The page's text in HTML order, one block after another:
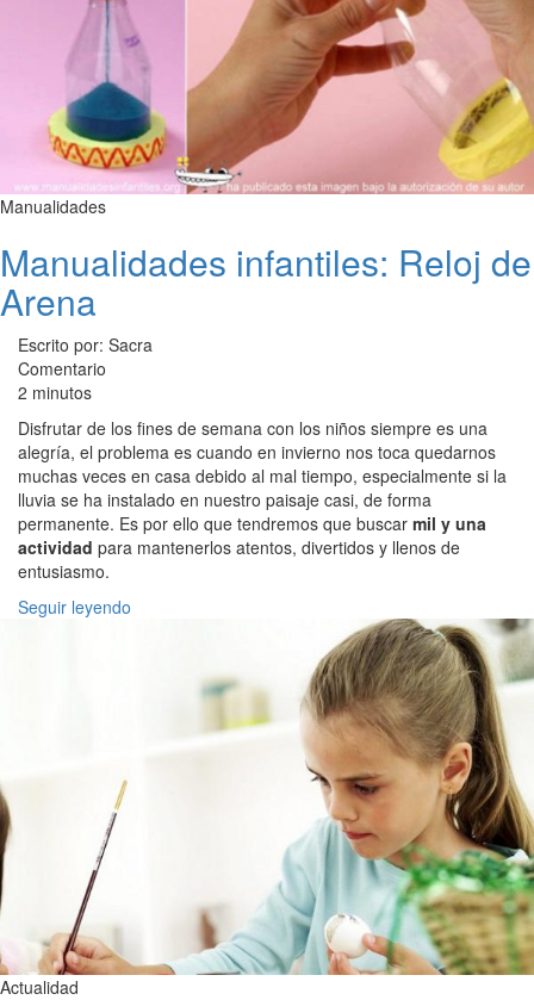
Manualidades
Manualidades infantiles: Reloj de
Arena
Escrito por: Sacra
Comentario
2 minutos
Disfrutar de los fines de semana con los niños siempre es una
alegría, el problema es cuando en invierno nos toca quedarnos
muchas veces en casa debido al mal tiempo, especialmente si la
lluvia se ha instalado en nuestro paisaje casi, de forma
permanente. Es por ello que tendremos que buscar mil y una
actividad para mantenerlos atentos, divertidos y llenos de
entusiasmo.
Seguir leyendo
Actualidad